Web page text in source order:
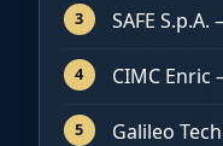
SAFE
CIMC Enric
Galileo